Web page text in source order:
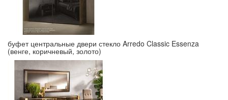
буфет центральные двери стекло Arredo Classic Essenza
(венге, коричневый, золото)